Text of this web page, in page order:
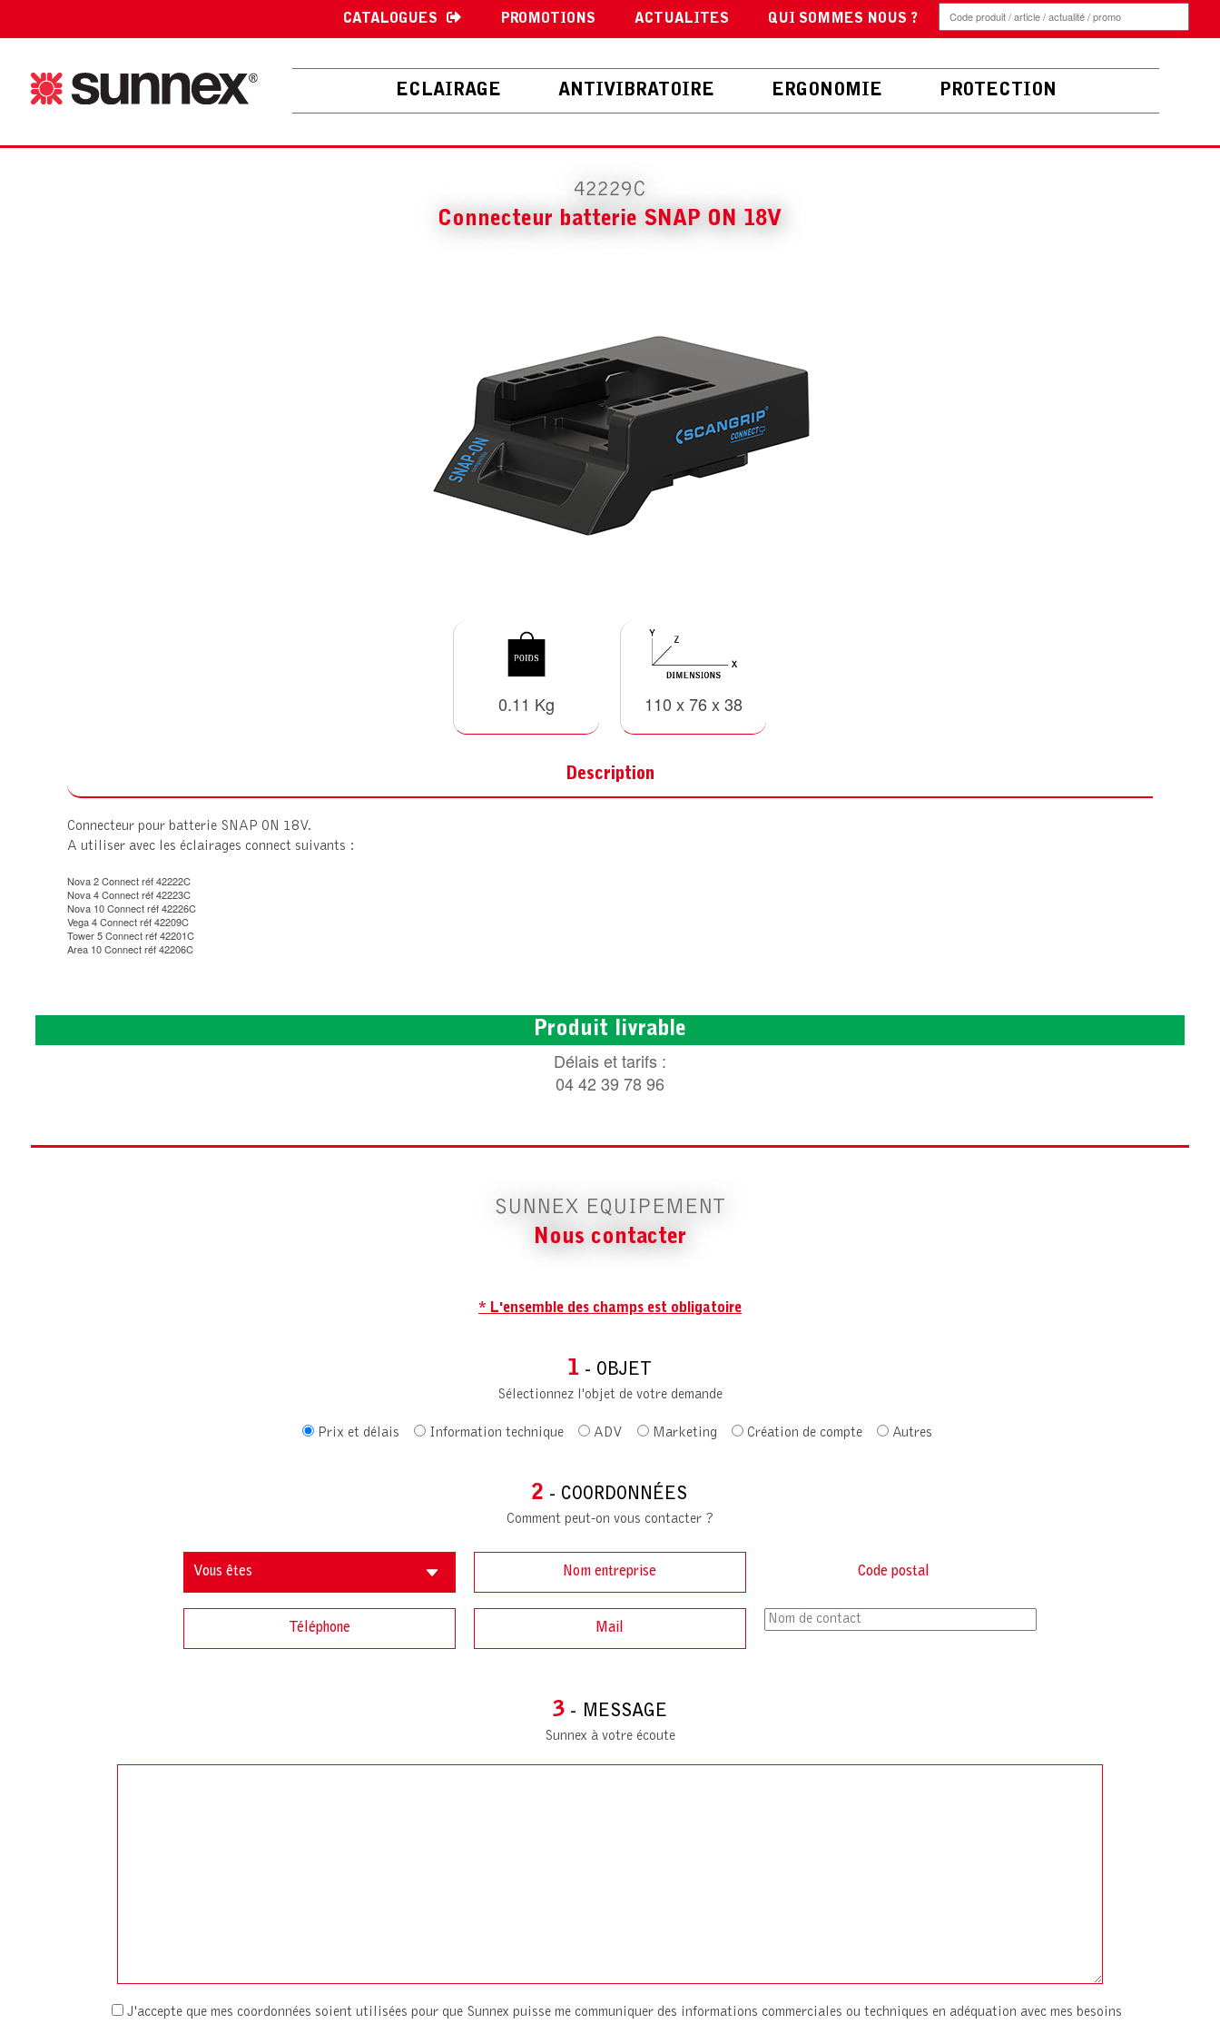
CATALOGUES PROMOTIONS ACTUALITES QUI SOMMES NOUS ?
ECLAIRAGE ANTIVIBRATOIRE ERGONOMIE PROTECTION
42229C
Connecteur batterie SNAP ON 18V
0.11 Kg 110 x 76 x 38
Description
Connecteur pour batterie SNAP ON 18V.
A utiliser avec les éclairages connect suivants :
Nova 2 Connect réf 42222C
Nova 4 Connect réf 42223C
Nova 10 Connect réf 42226C
Vega 4 Connect réf 42209C
Tower 5 Connect réf 42201C
Area 10 Connect réf 42206C
Produit livrable
Délais et tarifs :
04 42 39 78 96
SUNNEX EQUIPEMENT
Nous contacter
* L'ensemble des champs est obligatoire
1 - OBJET
Sélectionnez l'objet de votre demande
Prix et délais Information technique ADV Marketing Création de compte Autres
2 - COORDONNÉES
Comment peut-on vous contacter ?
3- MESSAGE
Sunnex à votre écoute
J'accepte que mes coordonnées soient utilisées pour que Sunnex puisse me communiquer des informations commerciales ou techniques en adéquation avec mes besoins